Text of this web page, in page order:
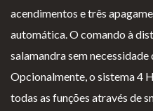
acendimentos e três
automática. O comando à
salamandra sem
Opcionalmente, o sistema 4
todas as funções através de